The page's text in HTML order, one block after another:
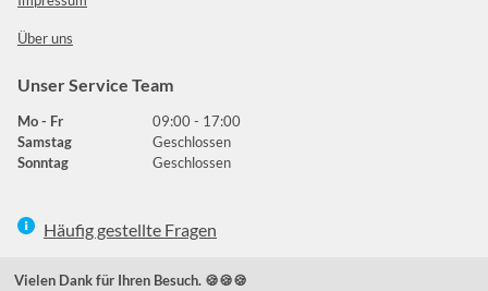
Über uns
Unser Service Team
Mo - Fr
09:00 - 17:00
Samstag
Geschlossen
Sonntag
Geschlossen
Häufig gestellte Fragen
039292 - 678215
Vielen Dank für Ihren Besuch. 🍪🍪🍪